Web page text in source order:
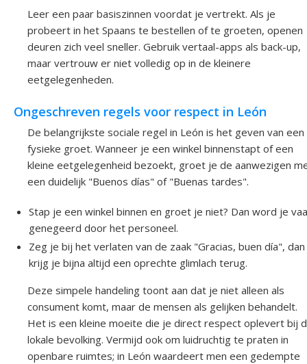
Leer een paar basiszinnen voordat je vertrekt. Als je
probeert in het Spaans te bestellen of te groeten, openen
deuren zich veel sneller. Gebruik vertaal-apps als back-up,
maar vertrouw er niet volledig op in de kleinere
eetgelegenheden.
Ongeschreven regels voor respect in León
De belangrijkste sociale regel in León is het geven van een
fysieke groet. Wanneer je een winkel binnenstapt of een
kleine eetgelegenheid bezoekt, groet je de aanwezigen
een duidelijk "Buenos días" of "Buenas tardes".
Stap je een winkel binnen en groet je niet? Dan word je
genegeerd door het personeel.
Zeg je bij het verlaten van de zaak "Gracias, buen día", dan
krijg je bijna altijd een oprechte glimlach terug.
Deze simpele handeling toont aan dat je niet alleen als
consument komt, maar de mensen als gelijken behandelt.
Het is een kleine moeite die je direct respect oplevert bij
lokale bevolking. Vermijd ook om luidruchtig te praten in
openbare ruimtes; in León waardeert men een gedempte